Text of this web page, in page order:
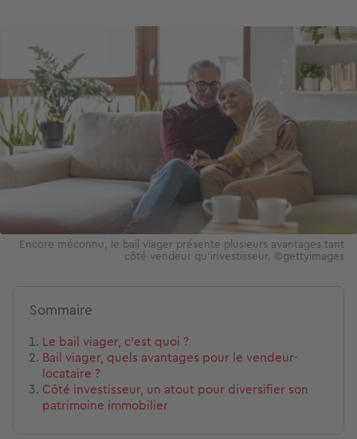
Encore méconnu, le bail viager présente plusieurs avantages tant
côté vendeur qu'investisseur. ©gettyimages
Sommaire
Le bail viager, c’est quoi ?
Bail viager, quels avantages pour le vendeur-
locataire ?
Côté investisseur, un atout pour diversifier son
patrimoine immobilier